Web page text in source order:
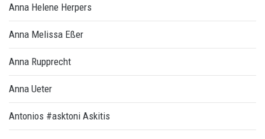
Anna Helene Herpers
Anna Melissa Eßer
Anna Rupprecht
Anna Ueter
Antonios #asktoni Askitis